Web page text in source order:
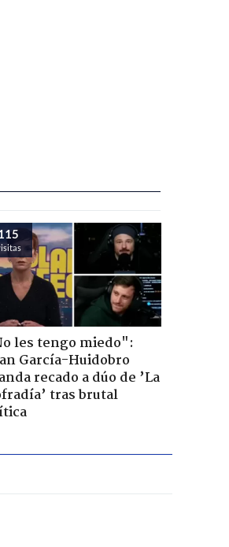
les tengo miedo":
García-Huidobro
recado a dúo de ’La
tras brutal